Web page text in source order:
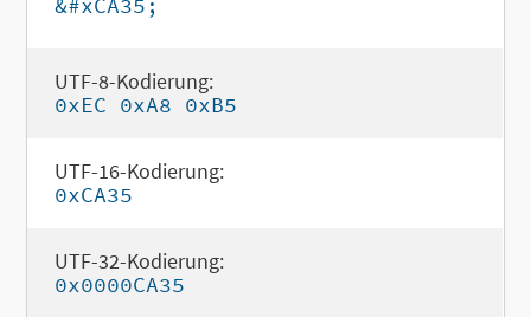
UTF-8-Kodierung:
0xEC 0xA8 0xB5
UTF-16-Kodierung:
0xCA35
UTF-32-Kodierung:
0x0000CA35